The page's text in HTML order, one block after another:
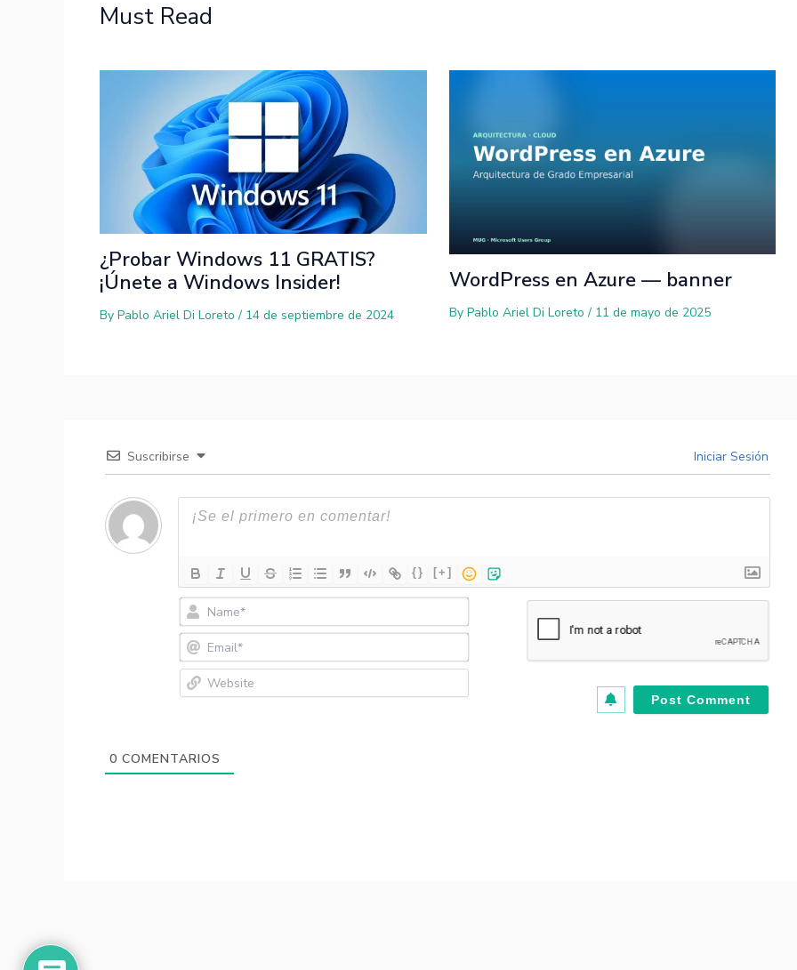
Must Read
¿Probar Windows 11 GRATIS?
¡Únete a Windows Insider!
By Pablo Ariel Di Loreto/ 14 de septiembre de 2024
WordPress en Azure — banner
By Pablo Ariel Di Loreto/ 11 de mayo de 2025
Suscribirse Iniciar Sesión
{} [+]
0 COMENTARIOS